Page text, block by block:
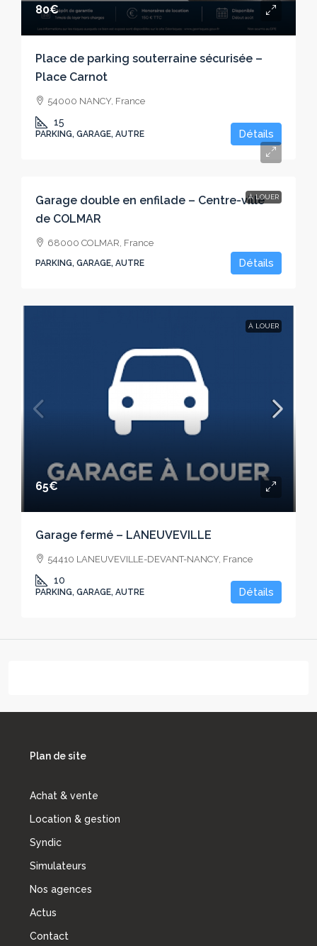
80€
Place de parking souterraine sécurisée –
Place Carnot
54000 NANCY, France
15
PARKING, GARAGE, AUTRE Détails
À LOUER
Garage double en enfilade – Centre-ville
de COLMAR
68000 COLMAR, France
PARKING, GARAGE, AUTRE Détails
À LOUER
65€
Garage fermé – LANEUVEVILLE
54410 LANEUVEVILLE-DEVANT-NANCY, France
10
PARKING, GARAGE, AUTRE Détails
Plan de site
Achat & vente
Location & gestion
Syndic
Simulateurs
Nos agences
Actus
Contact